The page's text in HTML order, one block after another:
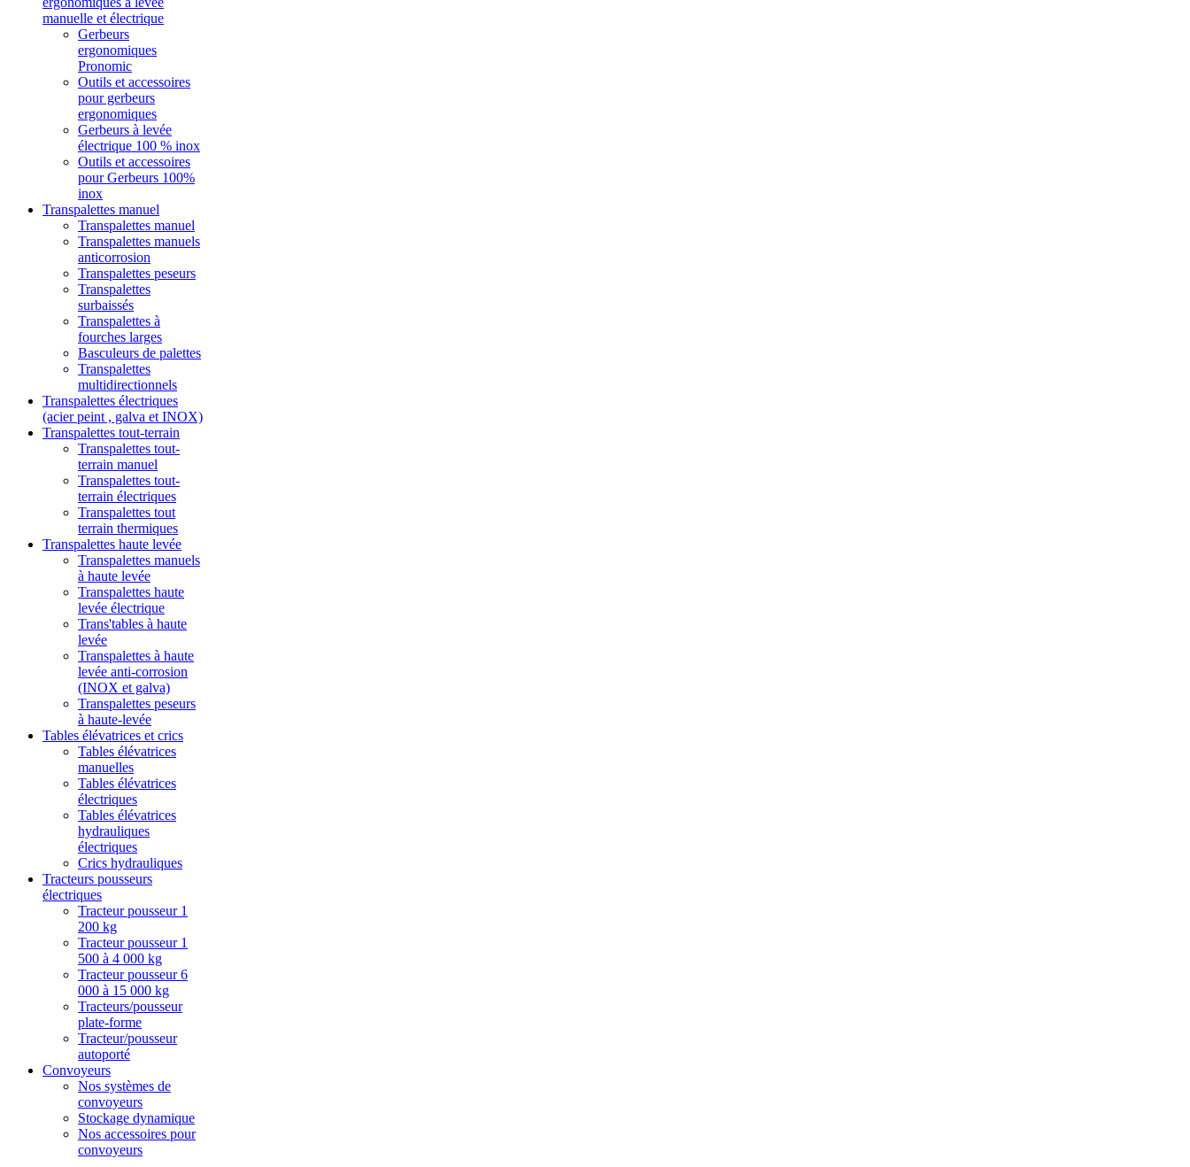
manuelle et électrique
Gerbeurs
ergonomiques
Pronomic
Outils et accessoires
pour gerbeurs
ergonomiques
Gerbeurs à levée
électrique 100 % inox
Outils et accessoires
pour Gerbeurs 100%
inox
Transpalettes manuel
Transpalettes manuel
Transpalettes manuels
anticorrosion
Transpalettes peseurs
Transpalettes
surbaissés
Transpalettes à
fourches larges
Basculeurs de palettes
Transpalettes
multidirectionnels
Transpalettes électriques
(acier peint , galva et INOX)
Transpalettes tout-terrain
Transpalettes tout-
terrain manuel
Transpalettes tout-
terrain électriques
Transpalettes tout
terrain thermiques
Transpalettes haute levée
Transpalettes manuels
à haute levée
Transpalettes haute
levée électrique
Trans'tables à haute
levée
Transpalettes à haute
levée anti-corrosion
(INOX et galva)
Transpalettes peseurs
à haute-levée
Tables élévatrices et crics
Tables élévatrices
manuelles
Tables élévatrices
électriques
Tables élévatrices
hydrauliques
électriques
Crics hydrauliques
Tracteurs pousseurs
électriques
Tracteur pousseur 1
200 kg
Tracteur pousseur 1
500 à 4 000 kg
Tracteur pousseur 6
000 à 15 000 kg
Tracteurs/pousseur
plate-forme
Tracteur/pousseur
autoporté
Convoyeurs
Nos systèmes de
convoyeurs
Stockage dynamique
Nos accessoires pour
convoyeurs